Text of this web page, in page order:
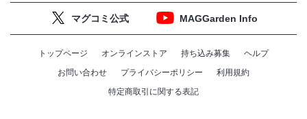
マグコミ公式 MAGGarden Info
トップページ オンラインストア 持ち込み募集
ヘルプ
お問い合わせ
プライバシーポリシー
利用規約
特定商取引に関する表記